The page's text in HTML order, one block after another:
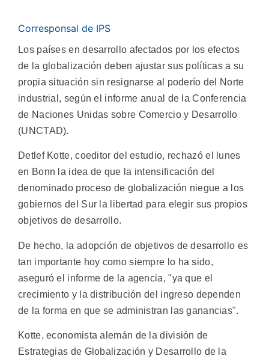
Corresponsal de IPS
Los países en desarrollo afectados por los efectos
de la globalización deben ajustar sus políticas a su
propia situación sin resignarse al poderío del Norte
industrial, según el informe anual de la Conferencia
de Naciones Unidas sobre Comercio y Desarrollo
(UNCTAD).
Detlef Kotte, coeditor del estudio, rechazó el lunes
en Bonn la idea de que la intensificación del
denominado proceso de globalización niegue a los
gobiernos del Sur la libertad para elegir sus propios
objetivos de desarrollo.
De hecho, la adopción de objetivos de desarrollo es
tan importante hoy como siempre lo ha sido,
aseguró el informe de la agencia, "ya que el
crecimiento y la distribución del ingreso dependen
de la forma en que se administran las ganancias".
Kotte, economista alemán de la división de
Estrategias de Globalización y Desarrollo de la